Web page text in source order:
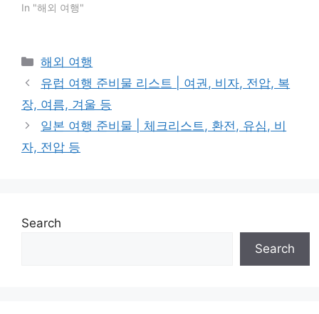
In "해외 여행"
Categories
해외 여행
유럽 여행 준비물 리스트 | 여권, 비자, 전압, 복
장, 여름, 겨울 등
일본 여행 준비물 | 체크리스트, 환전, 유심, 비
자, 전압 등
Search
Search